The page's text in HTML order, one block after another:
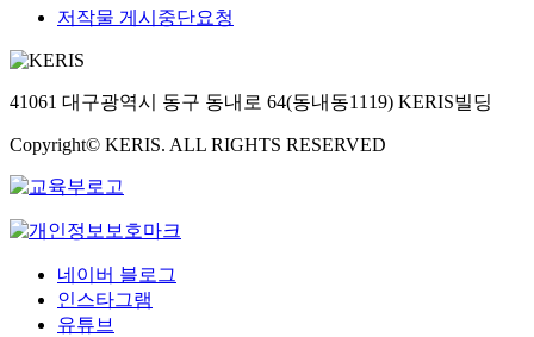
저작물 게시중단요청
41061 대구광역시 동구 동내로 64(동내동1119) KERIS빌딩
Copyright© KERIS. ALL RIGHTS RESERVED
네이버 블로그
인스타그램
유튜브